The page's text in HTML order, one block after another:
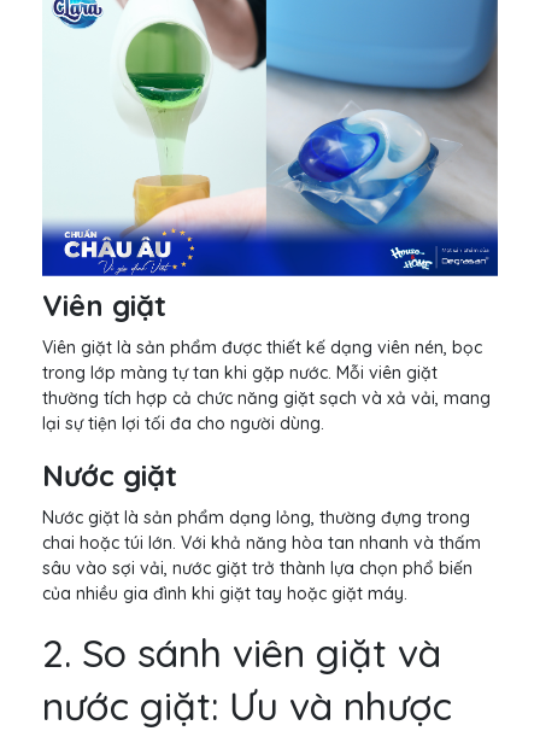
Viên giặt
Viên giặt là sản phẩm được thiết kế dạng viên nén, bọc
trong lớp màng tự tan khi gặp nước. Mỗi viên giặt
thường tích hợp cả chức năng giặt sạch và xả vải, mang
lại sự tiện lợi tối đa cho người dùng.
Nước giặt
Nước giặt là sản phẩm dạng lỏng, thường đựng trong
chai hoặc túi lớn. Với khả năng hòa tan nhanh và thấm
sâu vào sợi vải, nước giặt trở thành lựa chọn phổ biến
của nhiều gia đình khi giặt tay hoặc giặt máy.
2. So sánh viên giặt và
nước giặt: Ưu và nhược